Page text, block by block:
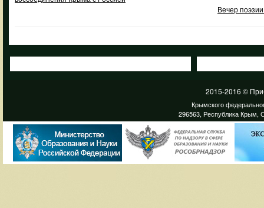
Вечер
2015-2016 ©
Крымского
296563, Республика Крым,